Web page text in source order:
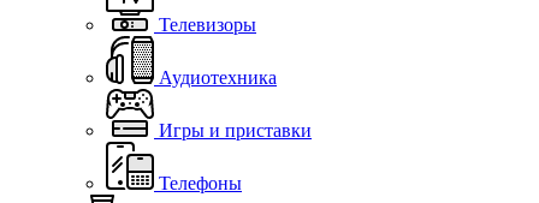
Телевизоры
Аудиотехника
Игры и приставки
Телефоны